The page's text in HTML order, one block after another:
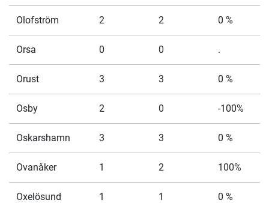
Olofström 2 2 0 %
Orsa 0 0 .
Orust 3 3 0 %
Osby 2 0 -100%
Oskarshamn 3 3 0 %
Ovanåker 1 2 100%
Oxelösund 1 1 0 %